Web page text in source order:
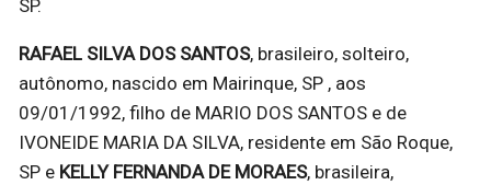
SP.
RAFAEL SILVA DOS SANTOS, brasileiro, solteiro,
autônomo, nascido em Mairinque, SP , aos
09/01/1992, filho de MARIO DOS SANTOS e de
IVONEIDE MARIA DA SILVA, residente em São Roque,
SP e KELLY FERNANDA DE MORAES, brasileira,